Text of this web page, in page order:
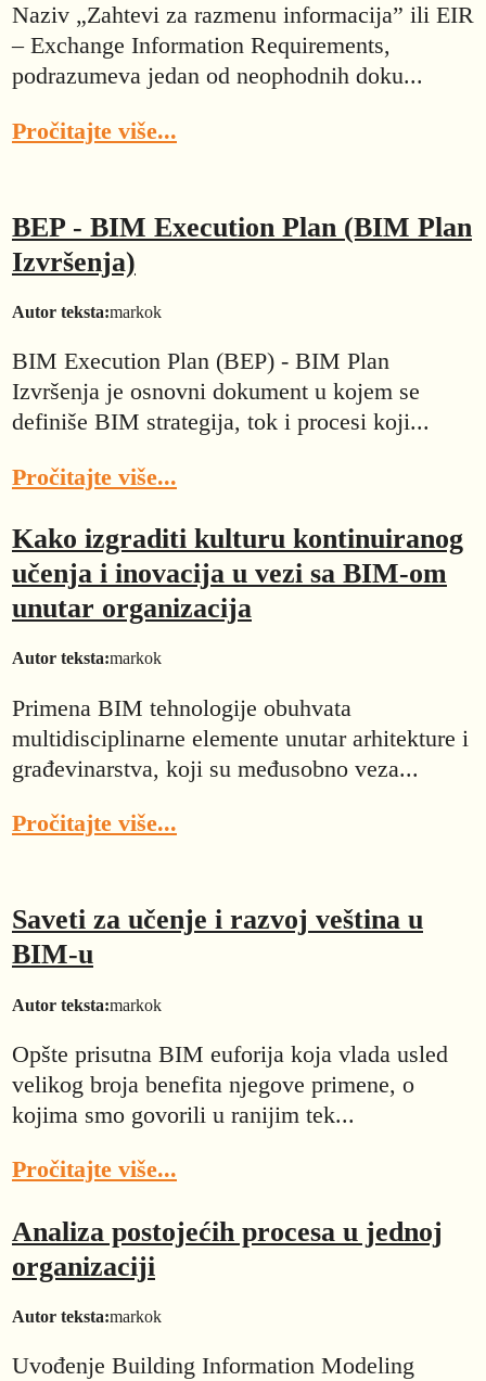
Naziv „Zahtevi za razmenu informacija” ili EIR
– Exchange Information Requirements,
podrazumeva jedan od neophodnih doku...
Pročitajte više...
BEP - BIM Execution Plan (BIM Plan
Izvršenja)
Autor teksta:markok
BIM Execution Plan (BEP) - BIM Plan
Izvršenja je osnovni dokument u kojem se
definiše BIM strategija, tok i procesi koji...
Pročitajte više...
Kako izgraditi kulturu kontinuiranog
učenja i inovacija u vezi sa BIM-om
unutar organizacija
Autor teksta:markok
Primena BIM tehnologije obuhvata
multidisciplinarne elemente unutar arhitekture i
građevinarstva, koji su međusobno veza...
Pročitajte više...
Saveti za učenje i razvoj veština u
BIM-u
Autor teksta:markok
Opšte prisutna BIM euforija koja vlada usled
velikog broja benefita njegove primene, o
kojima smo govorili u ranijim tek...
Pročitajte više...
Analiza postojećih procesa u jednoj
organizaciji
Autor teksta:markok
Uvođenje Building Information Modeling